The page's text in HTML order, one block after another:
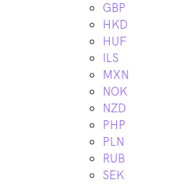
GBP
HKD
HUF
ILS
MXN
NOK
NZD
PHP
PLN
RUB
SEK